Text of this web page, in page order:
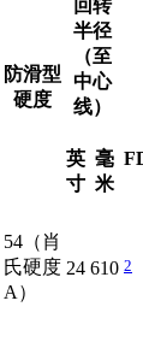
防滑型
硬度
回转
半径
（至
中心
线）
英
寸
毫
米
54（肖
氏硬度
A）
24 610 2